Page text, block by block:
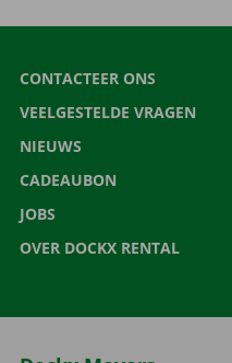
CONTACTEER ONS
VEELGESTELDE VRAGEN
NIEUWS
CADEAUBON
JOBS
OVER DOCKX RENTAL